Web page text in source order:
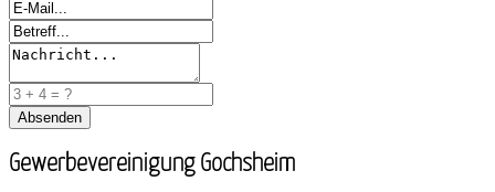
Gewerbevereinigung Gochsheim